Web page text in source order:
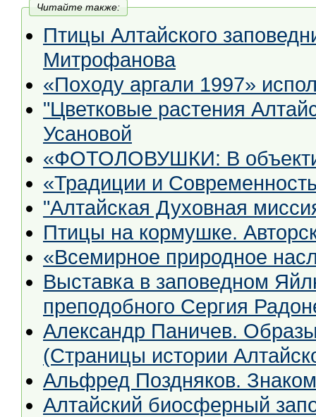
Читайте также:
Птицы Алтайского
Митрофанова
«Походу аргали 1997»
"Цветковые растения
Усановой
«ФОТОЛОВУШКИ: В
«Традиции и
"Алтайская Духовная
Птицы на кормушке.
«Всемирное природное
Выставка в заповедном
преподобного Сергия
Александр Паничев.
(Страницы истории
Альфред Поздняков.
Алтайский биосферный